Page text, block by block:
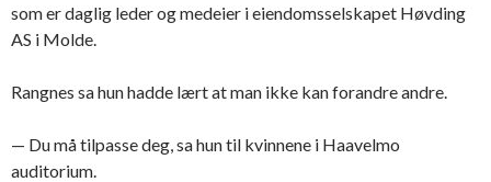
som er daglig leder og medeier i eiendomsselskapet Høvding
AS i Molde.
Rangnes sa hun hadde lært at man ikke kan forandre andre.
— Du må tilpasse deg, sa hun til kvinnene i Haavelmo
auditorium.